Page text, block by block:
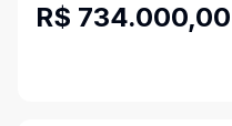
R$ 734.000,00